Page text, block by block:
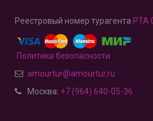
Реестровый номер турагента РТА
Политика безопасности
amourtur@amourtur.ru
Москва: +7 (964) 640-05-36